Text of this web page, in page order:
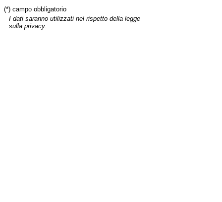
(*) campo obbligatorio
I dati saranno utilizzati nel rispetto della legge
sulla privacy.